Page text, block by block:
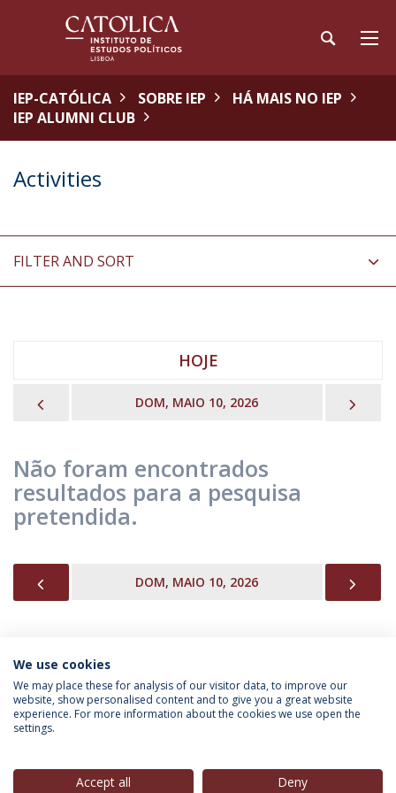
IEP-CATÓLICA SOBRE IEP
HÁ MAIS NO IEP
IEP ALUMNI CLUB
Activities
FILTER AND SORT
HOJE
DOM, MAIO 10, 2026
Não foram encontrados
resultados para a pesquisa
pretendida.
DOM, MAIO 10, 2026
INFORMAÇÃO PARA
We use cookies
We may place these for analysis of our visitor data, to improve our
website, show personalised content and to give you a great website
experience. For more information about the cookies we use open the
settings.
Accept all Deny